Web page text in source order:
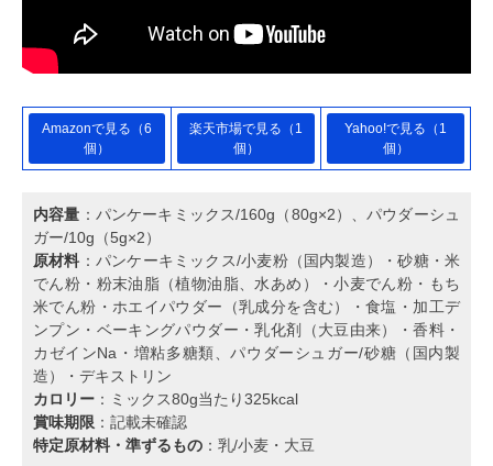
Amazonで見る（6
個）
楽天市場で見る（1
個）
Yahoo!で見る（1
個）
内容量 ：パンケーキミックス/160g（80g×2）、パウダーシュ
ガー/10g（5g×2）
原材料 ：パンケーキミックス/小麦粉（国内製造）・砂糖・米
でん粉・粉末油脂（植物油脂、水あめ）・小麦でん粉・もち
米でん粉・ホエイパウダー（乳成分を含む）・食塩・加工デ
ンプン・ベーキングパウダー・乳化剤（大豆由来）・香料・
カゼインNa・増粘多糖類、パウダーシュガー/砂糖（国内製
造）・デキストリン
カロリー ：ミックス80g当たり325kcal
賞味期限 ：記載未確認
特定原材料・準ずるもの ：乳/小麦・大豆